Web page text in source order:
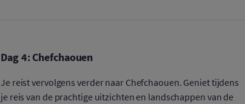
Dag 4: Chefchaouen
Je reist vervolgens verder naar Chefchaouen. Geniet tijdens
je reis van de prachtige uitzichten en landschappen van de